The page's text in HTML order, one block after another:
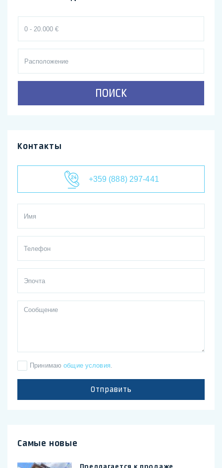
ПОИСК
Контакты
+359 (888) 297-441
Принимаюобщие условия.
Отправить
Самые новые